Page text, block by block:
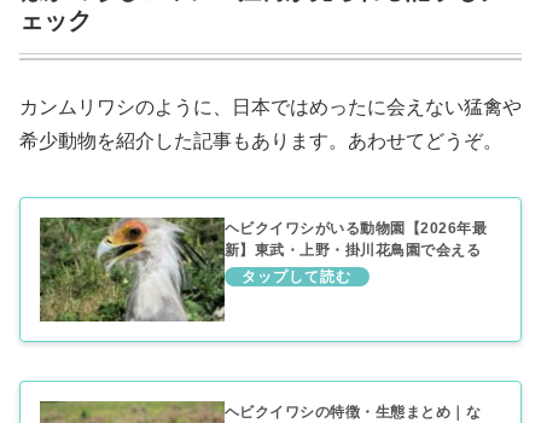
ェック
カンムリワシのように、日本ではめったに会えない猛禽や
希少動物を紹介した記事もあります。あわせてどうぞ。
ヘビクイワシがいる動物園【2026年最
新】東武・上野・掛川花鳥園で会える
ヘビクイワシの特徴・生態まとめ｜な